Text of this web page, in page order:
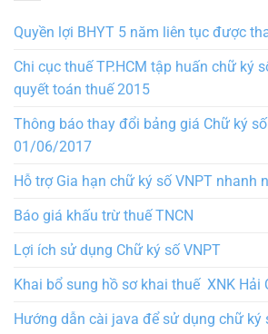
Quyền lợi BHYT 5 năm liên tục được
Chi cục thuế TP.HCM tập huấn chữ ký
quyết toán thuế 2015
Thông báo thay đổi bảng giá Chữ ký
01/06/2017
Hỗ trợ Gia hạn chữ ký số VNPT nhanh
Báo giá khấu trừ thuế TNCN
Lợi ích sử dụng Chữ ký số VNPT
Khai bổ sung hồ sơ khai thuế XNK Hải
Hướng dẫn cài java để sử dụng chữ ký